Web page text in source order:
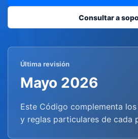
Consultar a
Última revisión
Mayo 2026
Este Código complementa
y reglas particulares de cada